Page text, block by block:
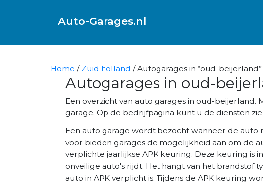
Auto-Garages.nl
Home / Zuid holland / Autogarages in “oud-beijerland”
Autogarages in oud-
Een overzicht van auto garages in oud-beijerland.
garage. Op de bedrijfpagina kunt u de diensten
Een auto garage wordt bezocht wanneer de auto
voor bieden garages de mogelijkheid aan om de
verplichte jaarlijkse APK keuring. Deze keuring is
onveilige auto's rijdt. Het hangt van het brandstof
auto in APK verplicht is. Tijdens de APK keuring